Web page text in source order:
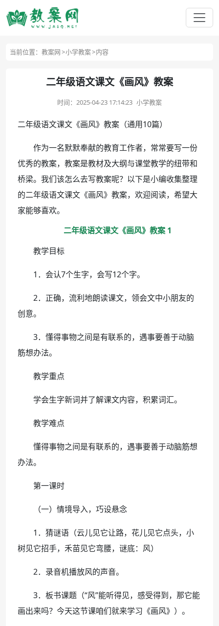
当前位置： 教案网 小学教案 内容
二年级语文课文《画风》教案
时间： 2025-04-23 17:14:23 小学教案
二年级语文课文《画风》教案（通用10篇）
作为一名默默奉献的教育工作者，常常要写一份
优秀的教案，教案是教材及大纲与课堂教学的纽带和
桥梁。我们该怎么去写教案呢？以下是小编收集整理
的二年级语文课文《画风》教案，欢迎阅读，希望大
家能够喜欢。
二年级语文课文《画风》教案 1
教学目标
1．会认7个生字，会写12个字。
2．正确，流利地朗读课文，领会文中小朋友的
创意。
3．懂得事物之间是有联系的，遇事要善于动脑
筋想办法。
教学重点
学会生字新词并了解课文内容，积累词汇。
教学难点
懂得事物之间是有联系的，遇事要善于动脑筋想
办法。
第一课时
（一）情境导入，巧设悬念
1．猜谜语（云儿见它让路，花儿见它点头，小
树见它招手，禾苗见它弯腰，谜底：风）
2．录音机播放风的声音。
3．板书课题（“风”能听得见，感受得到，那它能
画出来吗？今天这节课咱们就来学习《画风》）。